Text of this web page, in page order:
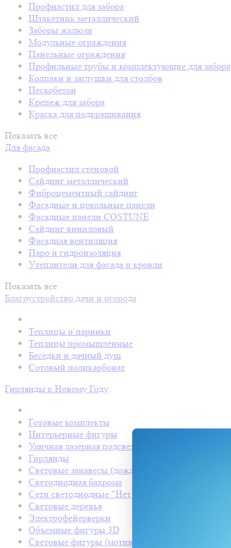
Профнастил для забора
Штакетник металлический
Заборы жалюзи
Модульные ограждения
Панельные ограждения
Профильные трубы и комплектующие для забора
Колпаки и заглушки для столбов
Пескобетон
Крепеж для забора
Краска для подкрашивания
Показать все
Для фасада
Профнастил стеновой
Сайдинг металлический
Фиброцементный сайдинг
Фасадные и цокольные панели
Фасадные панели COSTUNE
Сайдинг виниловый
Фасадная вентиляция
Паро и гидроизоляция
Утеплители для фасада и кровли
Показать все
Благоустройство дачи и огорода
Теплицы и парники
Теплицы промышленные
Беседки и дачный душ
Сотовый поликарбонат
Гирлянды к Новому Году
Готовые комплекты
Интерьерные фигуры
Уличная лазерная подсветка
Гирлянды
Световые занавесы (дождь светодиодный)
Светодиодная бахрома
Сети светодиодные "Нет Лайт"
Световые деревья
Электрофейерверки
Объемные фигуры 3D
Световые фигуры (мотивы)